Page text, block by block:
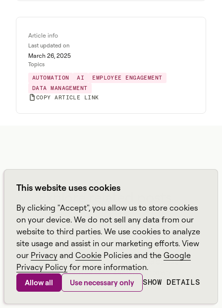
This website uses cookies
By clicking "Accept", you allow us to store cookies
on your device. We do not sell any data from our
website to third parties. We use cookies to analyze
site usage and assist in our marketing efforts. View
our Privacy and Cookie Policies and the Google
Privacy Policy for more information.
Allow all Use necessary only SHOW DETAILS
Article info
Last updated on
March 26, 2025
Topics
AUTOMATION
AI
EMPLOYEE ENGAGEMENT
DATA MANAGEMENT
COPY ARTICLE LINK
AUG 6, 2026
From AI Demos to AI
That Runs the Floor: A
Practical Governance
Playbook for Contact
Center AI + WFM
AUG 6, 2026
Get More from Your
WFM Platform
JUL 30, 2026
Real-Time Workforce
Intelligence: How to
Stop Service-Level
Drift Before It Shows
Up in Yesterday's
JUL 28, 2026
What Should Contact
Centers Automate
First? A Practical
Sequence for Agentic
AI